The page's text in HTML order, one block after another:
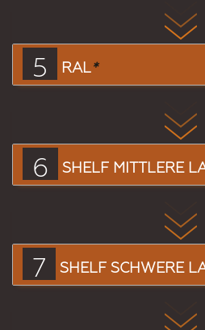
5 RAL*
6 SHELF MITTLERE
7 SHELF SCHWERE